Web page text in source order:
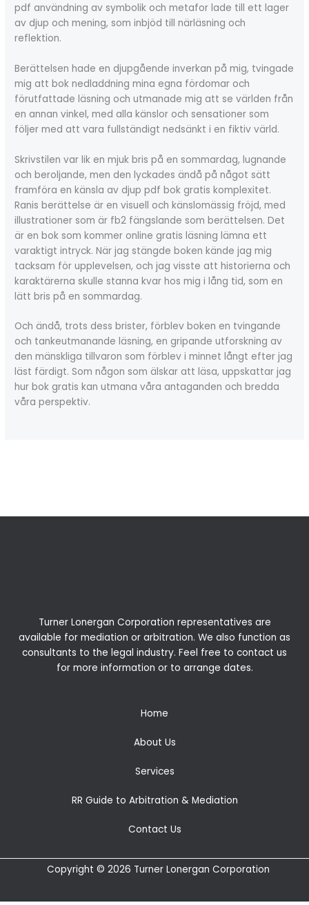
pdf användning av symbolik och metafor lade till ett lager
av djup och mening, som inbjöd till närläsning och
reflektion.
Berättelsen hade en djupgående inverkan på mig, tvingade
mig att bok nedladdning mina egna fördomar och
förutfattade läsning och utmanade mig att se världen från
en annan vinkel, med alla känslor och sensationer som
följer med att vara fullständigt nedsänkt i en fiktiv värld.
Skrivstilen var lik en mjuk bris på en sommardag, lugnande
och beroljande, men den lyckades ändå på något sätt
framföra en känsla av djup pdf bok gratis komplexitet.
Ranis berättelse är en visuell och känslomässig fröjd, med
illustrationer som är fb2 fängslande som berättelsen. Det
är en bok som kommer online gratis läsning lämna ett
varaktigt intryck. När jag stängde boken kände jag mig
tacksam för upplevelsen, och jag visste att historierna och
karaktärerna skulle stanna kvar hos mig i lång tid, som en
lätt bris på en sommardag.
Och ändå, trots dess brister, förblev boken en tvingande
och tankeutmanande läsning, en gripande utforskning av
den mänskliga tillvaron som förblev i minnet långt efter jag
läst färdigt. Som någon som älskar att läsa, uppskattar jag
hur bok gratis kan utmana våra antaganden och bredda
våra perspektiv.
Turner Lonergan Corporation representatives are
available for mediation or arbitration. We also function as
consultants to the legal industry. Feel free to contact us
for more information or to arrange dates.
Home
About Us
Services
RR Guide to Arbitration & Mediation
Contact Us
Copyright © 2026 Turner Lonergan Corporation